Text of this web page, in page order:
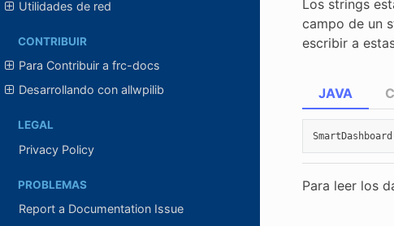
Utilidades de red
CONTRIBUIR
Para Contribuir a frc-docs
Desarrollando con allwpilib
LEGAL
Privacy Policy
PROBLEMAS
Report a Documentation Issue
Los strings
campo de un
escribir a
JAVA
SmartDashboard
Para leer los